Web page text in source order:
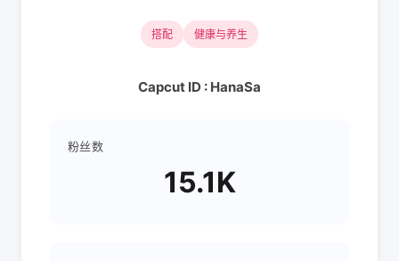
搭配 健康与养生
Capcut ID : HanaSa
粉丝数
15.1K